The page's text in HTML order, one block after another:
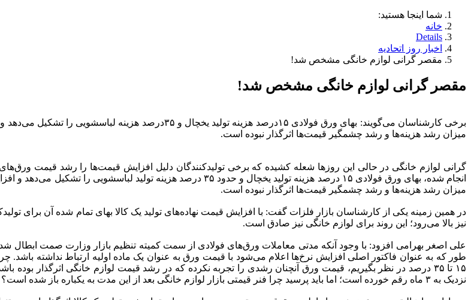
شما اینجا هستید:
خانه
Details
اخبار روز اتحادیه
مقصر گرانی لوازم خانگی مشخص شد!
مقصر گرانی لوازم خانگی مشخص شد!
برخی کارشناسان می‌گویند: بهای ورق فولادی ۱۵درصد هزینه تولید
میزان رشد هزینه‌ها و رشد چشمگیر قیمت‌ها اثرگذار نبوده است.
گرانی لوازم خانگی در حالی این روزها شعله کشیده که برخی تولیدکنندگان دلیل افزایش قیمت‌ها را رشد قیمت
انجام شده، بهای ورق فولادی ۱۵ درصد هزینه تولید یخچال و حدود ۳۵ درصد
میزان رشد هزینه‌ها و رشد چشمگیر قیمت‌ها اثرگذار نبوده است.
در همین زمینه یکی از کارشناسان بازار فلزات گفت: با افزایش قیمت نهاده‌های تولید یک کالا بهای تمام شده آن برای
نیز بالا می‌رود؛ این روند برای لوازم خانگی نیز صادق است.
علی اصغر بهرامی افزود: با وجود آنکه مدتی معاملات ورق‌های فولادی از سمت کمیته تنظیم بازار وزارت صمت ابطال شد
طور که به عنوان فاکتور اصلی افزایش نرخ‌ها اعلام می‌شود با قیمت ورق به عنوان یک ماده اولیه ارتباط نداشته باشد.
۱۵ تا ۳۵ درصد در نظر بگیریم، قیمت ورق آنچنان رشدی را تجربه نکرده که در رشد قیمت لوازم خانگی اثرگذار
نزدیک به ۳ ماه رقم خورده است؛ اما باید پرسید چرا فنر قیمتی بازار لوازم خانگی بعد از این مدت به یکباره باز شده است؟